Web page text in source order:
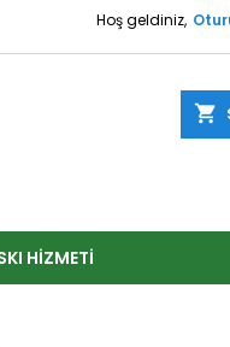
Hoş geldiniz,
shopping_cart
HIZMETI